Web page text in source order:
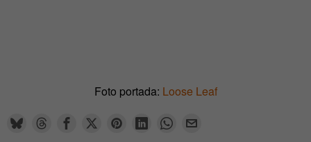
Foto portada: Loose Leaf